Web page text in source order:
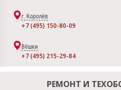
г. Королёв
+7 (495) 150-80-09
Вёшки
+7 (495) 215-29-84
РЕМОНТ И